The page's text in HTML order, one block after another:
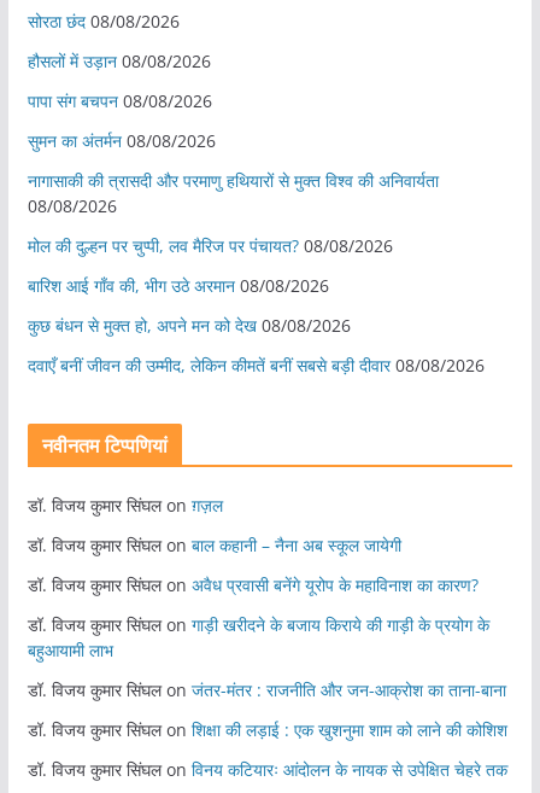
सोरठा छंद 08/08/2026
हौसलों में उड़ान 08/08/2026
पापा संग बचपन 08/08/2026
सुमन का अंतर्मन 08/08/2026
नागासाकी की त्रासदी और परमाणु हथियारों से मुक्त विश्व की अनिवार्यता
08/08/2026
मोल की दुल्हन पर चुप्पी, लव मैरिज पर पंचायत? 08/08/2026
बारिश आई गाँव की, भीग उठे अरमान 08/08/2026
कुछ बंधन से मुक्त हो, अपने मन को देख 08/08/2026
दवाएँ बनीं जीवन की उम्मीद, लेकिन कीमतें बनीं सबसे बड़ी दीवार 08/08/2026
नवीनतम टिप्पणियां
डॉ. विजय कुमार सिंघलon ग़ज़ल
डॉ. विजय कुमार सिंघलon बाल कहानी – नैना अब स्कूल जायेगी
डॉ. विजय कुमार सिंघलon अवैध प्रवासी बनेंगे यूरोप के महाविनाश का कारण?
डॉ. विजय कुमार सिंघलon गाड़ी खरीदने के बजाय किराये की गाड़ी के प्रयोग के
बहुआयामी लाभ
डॉ. विजय कुमार सिंघलon जंतर-मंतर : राजनीति और जन-आक्रोश का ताना-बाना
डॉ. विजय कुमार सिंघलon शिक्षा की लड़ाई : एक खुशनुमा शाम को लाने की कोशिश
डॉ. विजय कुमार सिंघलon विनय कटियारः आंदोलन के नायक से उपेक्षित चेहरे तक